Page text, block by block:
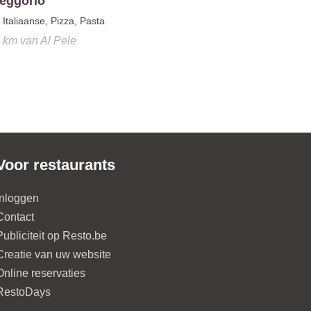
Italiaanse, Pizza, Pasta
kmvan Al Pele
restaurants
Inloggen
op Resto.be
van uw website
reservaties